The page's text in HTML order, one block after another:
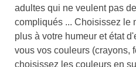
adultes qui ne veulent pas
compliqués ... Choisissez le
plus à votre humeur et état
vous vos couleurs (crayons,
choisissez les couleurs en